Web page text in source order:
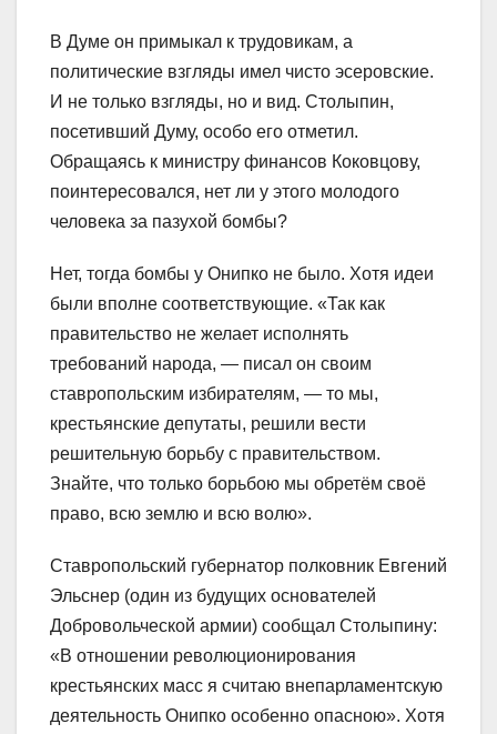
В Думе он примыкал к трудовикам, а
политические взгляды имел чисто эсеровские.
И не только взгляды, но и вид. Столыпин,
посетивший Думу, особо его отметил.
Обращаясь к министру финансов Коковцову,
поинтересовался, нет ли у этого молодого
человека за пазухой бомбы?
Нет, тогда бомбы у Онипко не было. Хотя идеи
были вполне соответствующие. «Так как
правительство не желает исполнять
требований народа, ― писал он своим
ставропольским избирателям, ― то мы,
крестьянские депутаты, решили вести
решительную борьбу с правительством.
Знайте, что только борьбою мы обретём своё
право, всю землю и всю волю».
Ставропольский губернатор полковник Евгений
Эльснер (один из будущих основателей
Добровольческой армии) сообщал Столыпину:
«В отношении революционирования
крестьянских масс я считаю внепарламентскую
деятельность Онипко особенно опасною». Хотя